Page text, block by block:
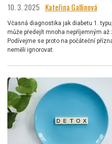
10. 3. 2025 Kateřina Gallinová
Včasná diagnostika jak diabetu 1.
může předejít mnoha nepříjemným
Podívejme se proto na počáteční
neměli ignorovat.